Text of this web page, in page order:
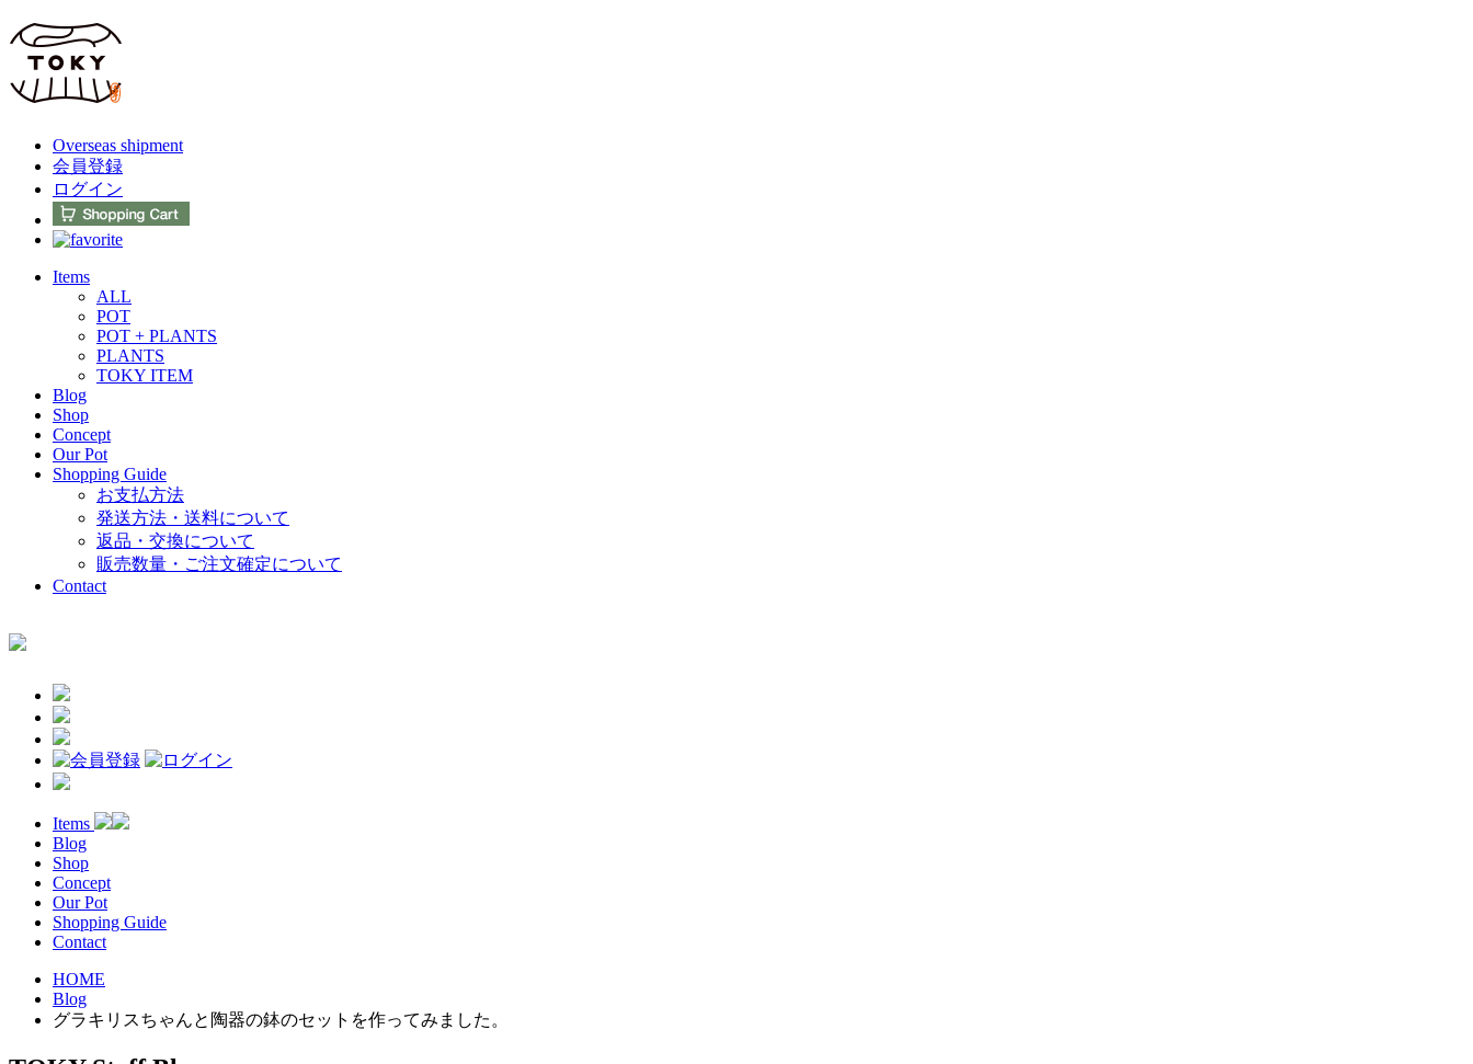
Overseas shipment
会員登録
ログイン
Items
ALL
POT
POT + PLANTS
PLANTS
TOKY ITEM
Blog
Shop
Concept
Our Pot
Shopping Guide
お支払方法
発送方法・送料について
返品・交換について
販売数量・ご注文確定について
Contact
Items
Blog
Shop
Concept
Our Pot
Shopping Guide
Contact
HOME
Blog
グラキリスちゃんと陶器の鉢のセットを作ってみました。